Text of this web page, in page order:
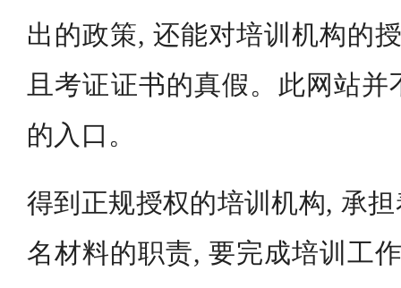
出的政策, 还能对培训机构的
且考证证书的真假。此网站
的入口。
得到正规授权的培训机构, 承
名材料的职责, 要完成培训工